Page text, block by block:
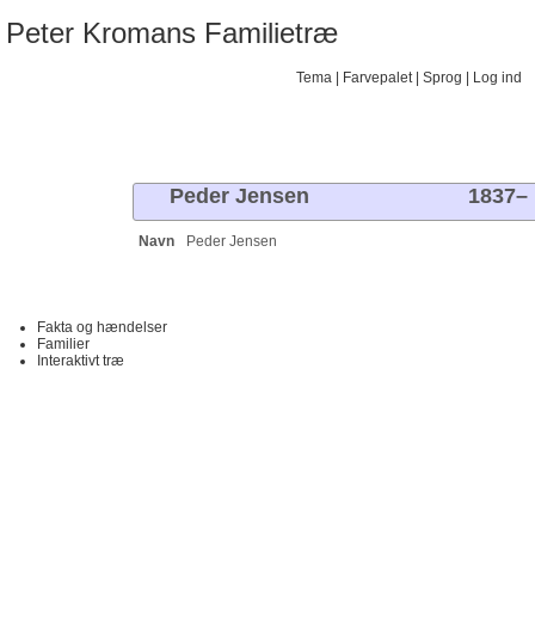
Peter Kromans Familietræ
Tema Farvepalet Sprog Log ind
Peder Jensen 1837–
Navn Peder Jensen
Fakta og hændelser
Familier
Interaktivt træ